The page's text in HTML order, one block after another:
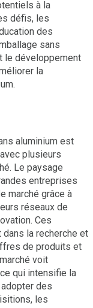
à la
défis, les
des
sans
le développement
la
aluminium est
plusieurs
Le paysage
entreprises
marché grâce à
réseaux de
Ces
la recherche et
de produits et
voit
qui intensifie la
des
les